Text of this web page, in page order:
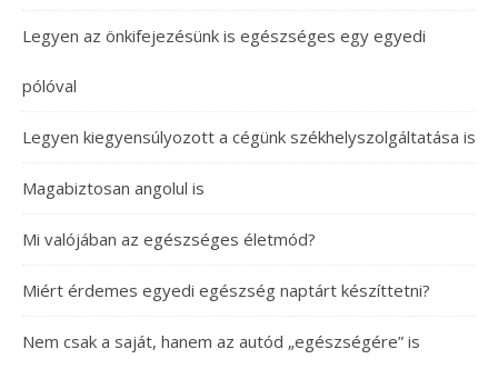
Legyen az önkifejezésünk is egészséges egy egyedi
pólóval
Legyen kiegyensúlyozott a cégünk székhelyszolgáltatása is
Magabiztosan angolul is
Mi valójában az egészséges életmód?
Miért érdemes egyedi egészség naptárt készíttetni?
Nem csak a saját, hanem az autód „egészségére” is